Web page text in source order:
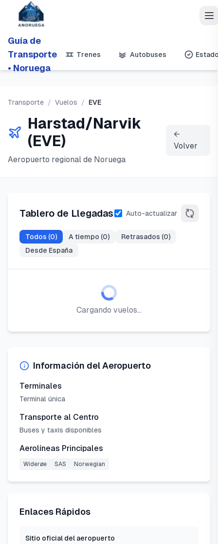
Guía de
Transporte
• Noruega
Trenes Autobuses
Transporte / Vuelos / EVE
Harstad/Narvik
(EVE)
Aeropuerto regional de Noruega
←
Volver
Tablero de Llegadas Auto-actualizar
Todos (0) A tiempo (0) Retrasados (0)
Desde España
Cargando vuelos...
Información del Aeropuerto
Terminales
Terminal única
Transporte al Centro
Buses y taxis disponibles
Aerolíneas Principales
Widerøe SAS Norwegian
Enlaces Rápidos
Sitio oficial del aeropuerto